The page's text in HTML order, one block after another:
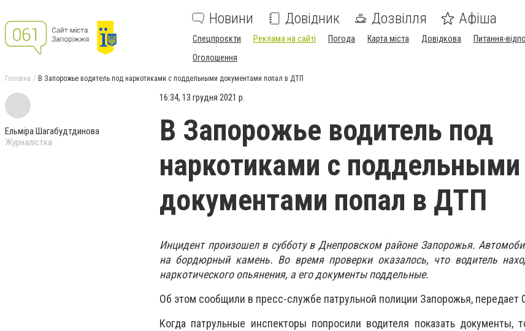
Новини Довідник Дозвілля Афіша
Спецпроєкти Реклама на сайті Погода Карта міста Довідкова Питання-
Оголошення
Головна В Запорожье водитель под наркотиками с поддельными документами попал в ДТП
Ельміра Шагабудтдинова
Журналістка
16:34, 13 грудня 2021 р.
В Запорожье водитель под
наркотиками с поддельными
документами попал в ДТП
Инцидент произошел в субботу в Днепровском районе Запорожья.
на бордюрный камень. Во время проверки оказалось, что водитель
наркотического опьянения, а его документы поддельные.
Об этом сообщили в пресс-службе патрульной полиции Запорожья, передает
Когда патрульные инспекторы попросили водителя показать документы,